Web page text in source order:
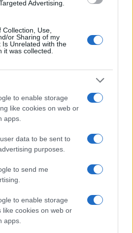
Advertising.
Use,
or Sharing of my
Is Unrelated with the
it was collected.
to enable storage
like cookies on web or
apps.
data to be sent to
purposes.
to send me
to enable storage
like cookies on web or
apps.
y criminología: la
Cabrera
en psiquiatría forense, comparte…